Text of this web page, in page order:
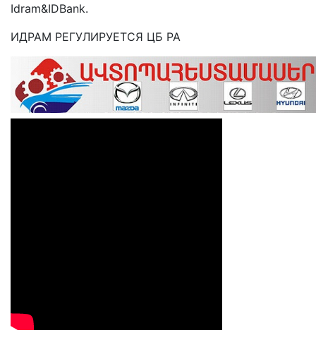
Idram&IDBank.
ИДРАМ РЕГУЛИРУЕТСЯ ЦБ РА